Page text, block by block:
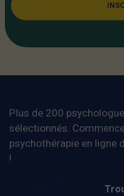
Plus de 200
sélectionnés.
psychothérapie en ligne
!